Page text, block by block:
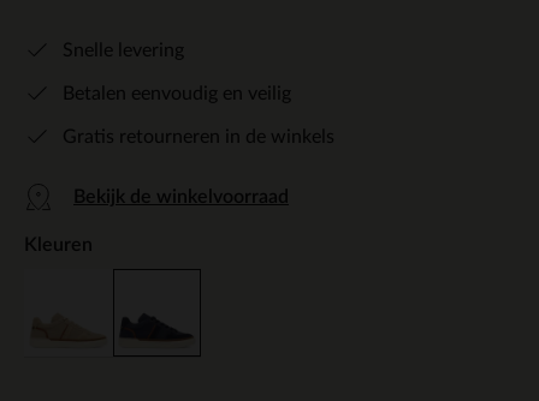
Snelle levering
Betalen eenvoudig en veilig
Gratis retourneren in de winkels
Bekijk de winkelvoorraad
Kleuren